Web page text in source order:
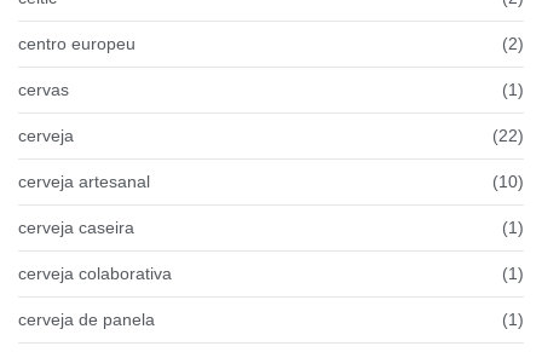
centro europeu (2)
cervas (1)
cerveja (22)
cerveja artesanal (10)
cerveja caseira (1)
cerveja colaborativa (1)
cerveja de panela (1)